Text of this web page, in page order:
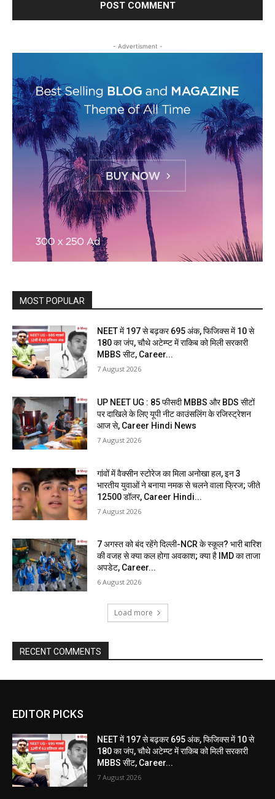
- Advertisment -
MOST POPULAR
NEET में 197 से बढ़कर 695 अंक, फिजिक्स में 10 से
180 का जंप, चौथे अटेम्प्ट में राकिब को मिली सरकारी
MBBS सीट, Career...
7 August 2026
UP NEET UG : 85 फीसदी MBBS और BDS सीटों
पर दाखिले के लिए यूपी नीट काउंसलिंग के रजिस्ट्रेशन
आज से, Career Hindi News
7 August 2026
गांवों में वैक्सीन स्टोरेज का मिला अनोखा हल, इन 3
भारतीय युवाओं ने बनाया नमक से चलने वाला फ्रिज; जीते
12500 डॉलर, Career Hindi...
7 August 2026
7 अगस्त को बंद रहेंगे दिल्ली-NCR के स्कूल? भारी बारिश
की वजह से क्या कल होगा अवकाश; क्या है IMD का ताजा
अपडेट, Career...
6 August 2026
Load more
RECENT COMMENTS
EDITOR PICKS
NEET में 197 से बढ़कर 695 अंक, फिजिक्स में 10 से
180 का जंप, चौथे अटेम्प्ट में राकिब को मिली सरकारी
MBBS सीट, Career...
7 August 2026